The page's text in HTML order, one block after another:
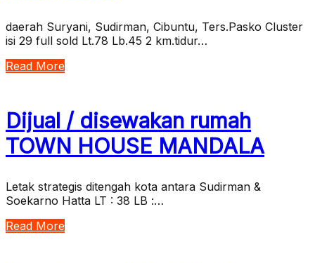
daerah Suryani, Sudirman, Cibuntu, Ters.Pasko Cluster
isi 29 full sold Lt.78 Lb.45 2 km.tidur…
Read More
Dijual / disewakan rumah
TOWN HOUSE MANDALA
Letak strategis ditengah kota antara Sudirman &
Soekarno Hatta LT : 38 LB :…
Read More